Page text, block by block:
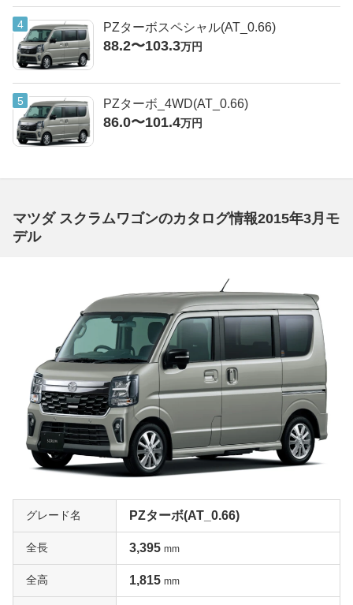
PZターボスペシャル(AT_0.66)
88.2〜103.3万円
PZターボ_4WD(AT_0.66)
86.0〜101.4万円
マツダ スクラムワゴンのカタログ情報2015年3月モ
デル
グレード名 PZターボ(AT_0.66)
全長 3,395 mm
全高 1,815 mm